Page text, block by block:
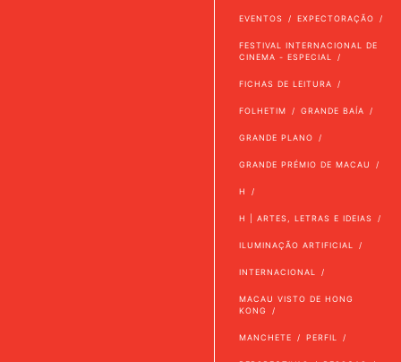
EVENTOS EXPECTORAÇÃO
FESTIVAL INTERNACIONAL DE
CINEMA - ESPECIAL
FICHAS DE LEITURA
FOLHETIM GRANDE BAÍA
GRANDE PLANO
GRANDE PRÉMIO DE MACAU
H
H | ARTES, LETRAS E IDEIAS
ILUMINAÇÃO ARTIFICIAL
INTERNACIONAL
MACAU VISTO DE HONG
KONG
MANCHETE PERFIL